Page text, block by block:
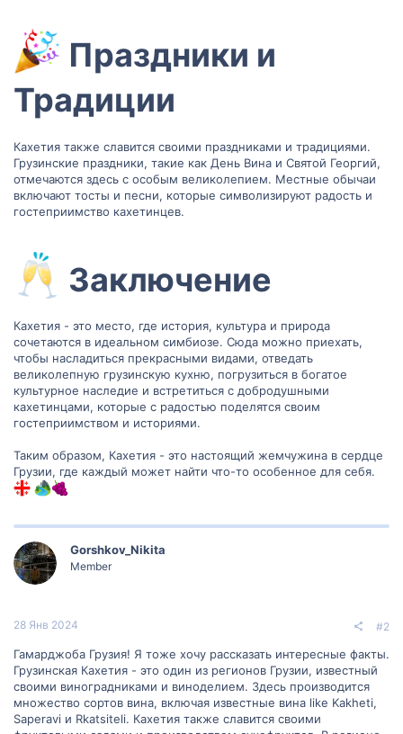
Праздники и
Традиции​
Кахетия также славится своими праздниками и традициями.
Грузинские праздники, такие как День Вина и Святой Георгий,
отмечаются здесь с особым великолепием. Местные обычаи
включают тосты и песни, которые символизируют радость и
гостеприимство кахетинцев.
Заключение​
Кахетия - это место, где история, культура и природа
сочетаются в идеальном симбиозе. Сюда можно приехать,
чтобы насладиться прекрасными видами, отведать
великолепную грузинскую кухню, погрузиться в богатое
культурное наследие и встретиться с добродушными
кахетинцами, которые с радостью поделятся своим
гостеприимством и историями.
Таким образом, Кахетия - это настоящий жемчужина в сердце
Грузии, где каждый может найти что-то особенное для себя.
Gorshkov_Nikita
Member
28 Янв 2024 #2
Гамарджоба Грузия! Я тоже хочу рассказать интересные факты.
Грузинская Кахетия - это один из регионов Грузии, известный
своими виноградниками и виноделием. Здесь производится
множество сортов вина, включая известные вина like Kakheti,
Saperavi и Rkatsiteli. Кахетия также славится своими